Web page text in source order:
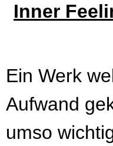
Inner
Ein Werk
Aufwand
umso